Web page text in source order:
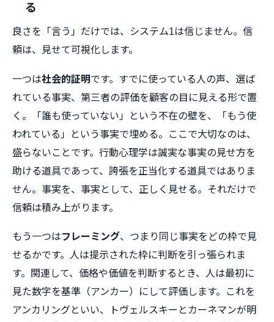
る
良さを「言う」だけでは、システム1は信じません。信
頼は、見せて可視化します。
一つは社会的証明です。すでに使っている人の声、選ば
れている事実、第三者の評価を顧客の目に見える形で置
く。「誰も使っていない」という不在の壁を、「もう使
われている」という事実で埋める。ここで大切なのは、
盛らないことです。行動心理学は誠実な事実の見せ方を
助ける道具であって、誇張を正当化する道具ではありま
せん。事実を、事実として、正しく見せる。それだけで
信頼は積み上がります。
もう一つはフレーミング、つまり同じ事実をどの枠で見
せるかです。人は提示された枠に判断を引っ張られま
す。関連して、価格や価値を判断するとき、人は最初に
見た数字を基準（アンカー）にして評価します。これを
アンカリングといい、トヴェルスキーとカーネマンが明